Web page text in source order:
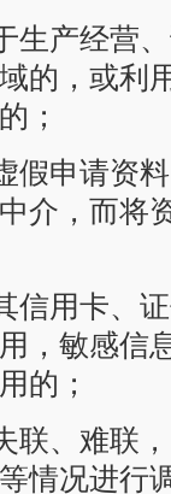
生产经营
的，或利
；
假申请资
介，而将
信用卡、
，敏感信
的；
联、难联
情况进行